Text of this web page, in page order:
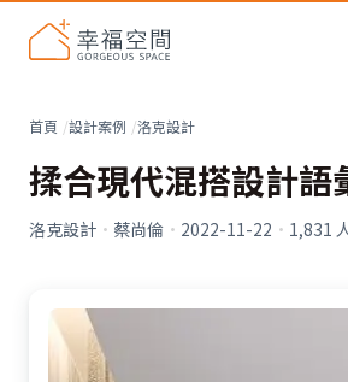
首頁 設計案例 洛克設計
揉合現代混搭設計
洛克設計 · 蔡尚倫 · 2022-11-22 · 1,831